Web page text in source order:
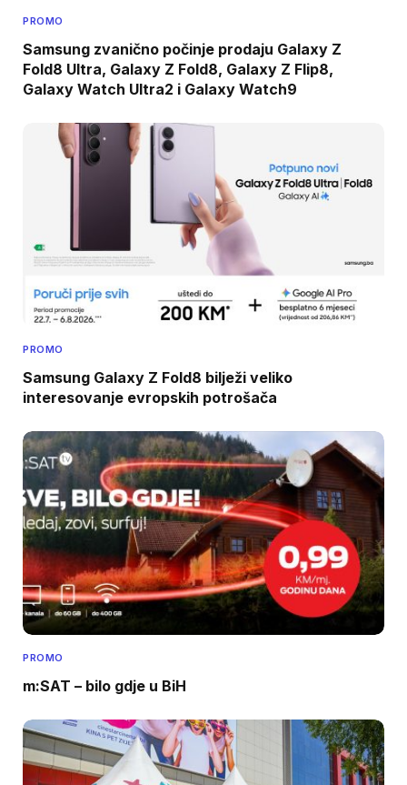
PROMO
Samsung zvanično počinje prodaju Galaxy Z
Fold8 Ultra, Galaxy Z Fold8, Galaxy Z Flip8,
Galaxy Watch Ultra2 i Galaxy Watch9
PROMO
Samsung Galaxy Z Fold8 bilježi veliko
interesovanje evropskih potrošača
PROMO
m:SAT – bilo gdje u BiH